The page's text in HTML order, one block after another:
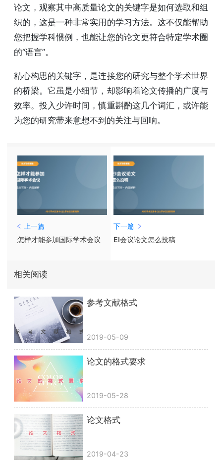
论文，观察其中高质量论文的关键字是如何选取和组
织的，这是一种非常实用的学习方法。这不仅能帮助
您把握学科惯例，也能让您的论文更符合特定学术圈
的“语言”。
精心构思的关键字，是连接您的研究与整个学术世界
的桥梁。它虽是小细节，却影响着论文传播的广度与
效率。投入少许时间，慎重斟酌这几个词汇，或许能
为您的研究带来意想不到的关注与回响。
上一篇
怎样才能参加国际学术会议
下一篇
EI会议论文怎么投稿
相关阅读
参考文献格式
2019-05-09
论文的格式要求
2019-05-28
论文格式
2019-04-23